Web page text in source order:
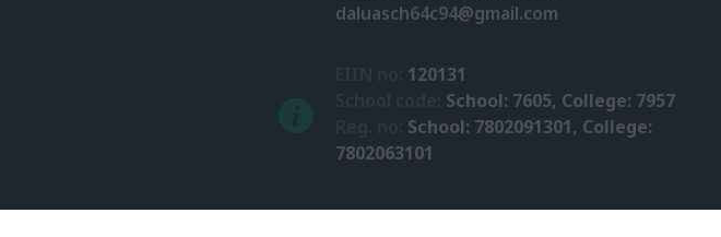
daluasch64c94@gmail.com
120131
School: 7605, College: 7957
School: 7802091301, College:
7802063101